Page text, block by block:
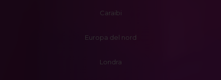
Caraibi
Europa del nord
Londra